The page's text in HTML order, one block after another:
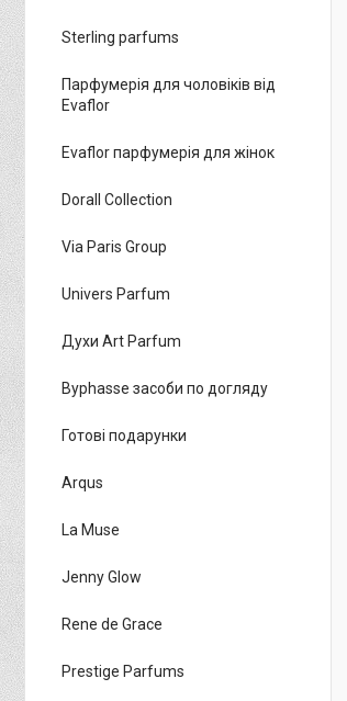
Sterling parfums
Парфумерія для чоловіків від
Evaflor
Evaflor парфумерія для жінок
Dorall Collection
Via Paris Group
Univers Parfum
Духи Art Parfum
Byphasse засоби по догляду
Готові подарунки
Arqus
La Muse
Jenny Glow
Rene de Grace
Prestige Parfums